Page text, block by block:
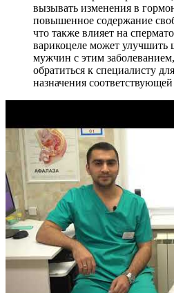
вызывать изменения в
повышенное содержание
что также влияет на
варикоцеле может улучшить
мужчин с этим
обратиться к специалисту
назначения